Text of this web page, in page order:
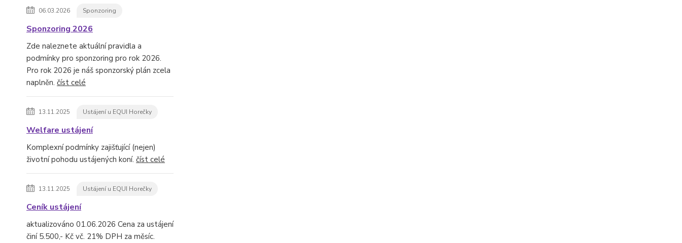
06.03.2026 Sponzoring
Sponzoring 2026
Zde naleznete aktuální pravidla a
podmínky pro sponzoring pro rok 2026.
Pro rok 2026 je náš sponzorský plán zcela
naplněn. číst celé
13.11.2025 Ustájení u EQUI Horečky
Welfare ustájení
Komplexní podmínky zajišťující (nejen)
životní pohodu ustájených koní. číst celé
13.11.2025 Ustájení u EQUI Horečky
Ceník ustájení
aktualizováno 01.06.2026 Cena za ustájení
činí 5.500,- Kč vč. 21% DPH za měsíc.